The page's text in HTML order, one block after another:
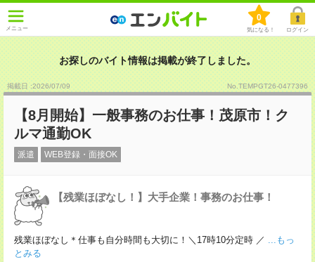
メニュー
0
気になる！ ログイン
お探しのバイト情報は掲載が終了しました。
掲載日 :2026/07/09 No.TEMPGT26-0477396
【8月開始】一般事務のお仕事！茂原市！ク
ルマ通勤OK
派遣 WEB登録・面接OK
【残業ほぼなし！】大手企業！事務のお仕事！
残業ほぼなし＊仕事も自分時間も大切に！＼17時10分定時 ／ ...もっ
とみる